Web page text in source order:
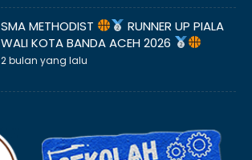
SMA METHODIST
RUNNER UP PIALA
WALI KOTA BANDA ACEH 2026
2 bulan yang lalu